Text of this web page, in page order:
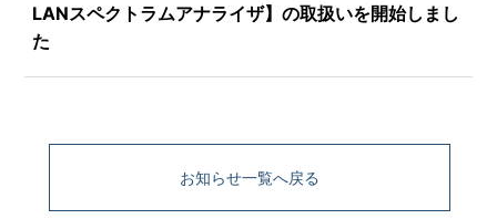
LANスペクトラムアナライザ】の取扱いを開始しまし
た
お知らせ一覧へ戻る